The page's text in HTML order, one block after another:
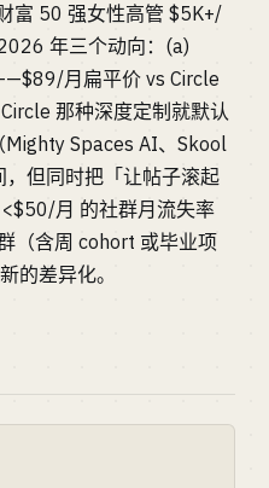
富 50 强女性高管 $5K+/
年三个动向：(a)
月扁平价 vs Circle
那种深度定制就默认
Spaces AI、Skool
但同时把「让帖子滚起
月 的社群月流失率
（含周 cohort 或毕业项
的差异化。